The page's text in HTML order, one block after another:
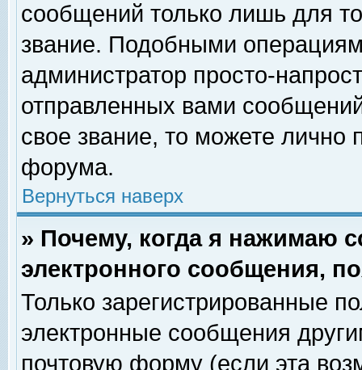
сообщений только лишь для
звание. Подобными
администратор просто-
отправленных вами
свое звание, то можете лично
форума.
Вернуться наверх
» Почему, когда я нажимаю
электронного сообщения,
Только зарегистрированные
электронные сообщения
почтовую форму (если эта